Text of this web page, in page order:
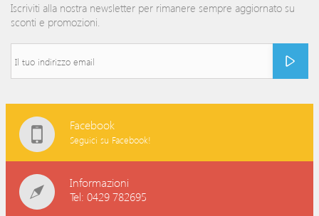
Iscriviti alla nostra newsletter per rimanere sempre aggiornato su
sconti e promozioni.
Facebook
Seguici su Facebook!
Informazioni
Tel: 0429 782695